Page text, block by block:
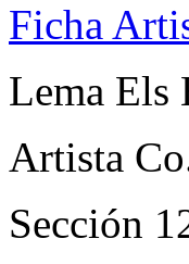
Ficha
Lema Els
Artista
Sección